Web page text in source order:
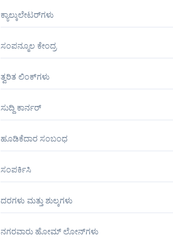
ಕ್ಯಾಲ್ಕುಲೇಟರ್‌ಗಳು
ಸಂಪನ್ಮೂಲ ಕೇಂದ್ರ
ತ್ವರಿತ ಲಿಂಕ್‌ಗಳು
ಸುದ್ದಿ ಕಾರ್ನರ್
ಹೂಡಿಕೆದಾರ ಸಂಬಂಧ
ಸಂಪರ್ಕಿಸಿ
ದರಗಳು ಮತ್ತು ಶುಲ್ಕಗಳು
ನಗರವಾರು ಹೋಮ್ ಲೋನ್‌ಗಳು